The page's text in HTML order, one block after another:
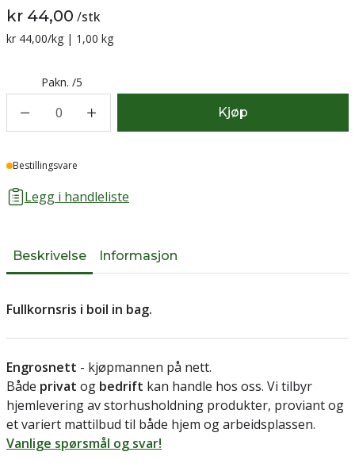
kr 44,00 /stk
Sammenligning pris:
kr 44,00/kg | 1,00 kg
Pakn. /5
0 Kjøp
Lager
Bestillingsvare
Legg i handleliste
Beskrivelse Informasjon
Fullkornsris i boil in bag.
Engrosnett - kjøpmannen på nett.
Både privat og bedrift kan handle hos oss. Vi tilbyr
hjemlevering av storhusholdning produkter, proviant og
et variert mattilbud til både hjem og arbeidsplassen.
Vanlige spørsmål og svar!